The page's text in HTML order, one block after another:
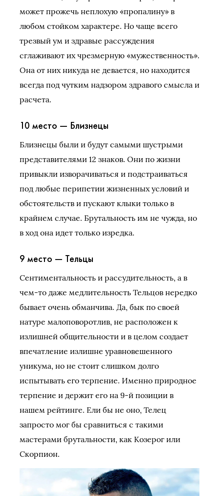
может прожечь неплохую «пропалину» в
любом стойком характере. Но чаще всего
трезвый ум и здравые рассуждения
сглаживают их чрезмерную «мужественность».
Она от них никуда не девается, но находится
всегда под чутким надзором здравого смысла и
расчета.
10 место — Близнецы
Близнецы были и будут самыми шустрыми
представителями 12 знаков. Они по жизни
привыкли изворачиваться и подстраиваться
под любые перипетии жизненных условий и
обстоятельств и пускают клыки только в
крайнем случае. Брутальность им не чужда, но
в ход она идет только изредка.
9 место — Тельцы
Сентиментальность и рассудительность, а в
чем-то даже медлительность Тельцов нередко
бывает очень обманчива. Да, бык по своей
натуре малоповоротлив, не расположен к
излишней общительности и в целом создает
впечатление излишне уравновешенного
уникума, но не стоит слишком долго
испытывать его терпение. Именно природное
терпение и держит его на 9-й позиции в
нашем рейтинге. Ели бы не оно, Телец
запросто мог бы сравниться с такими
мастерами брутальности, как Козерог или
Скорпион.